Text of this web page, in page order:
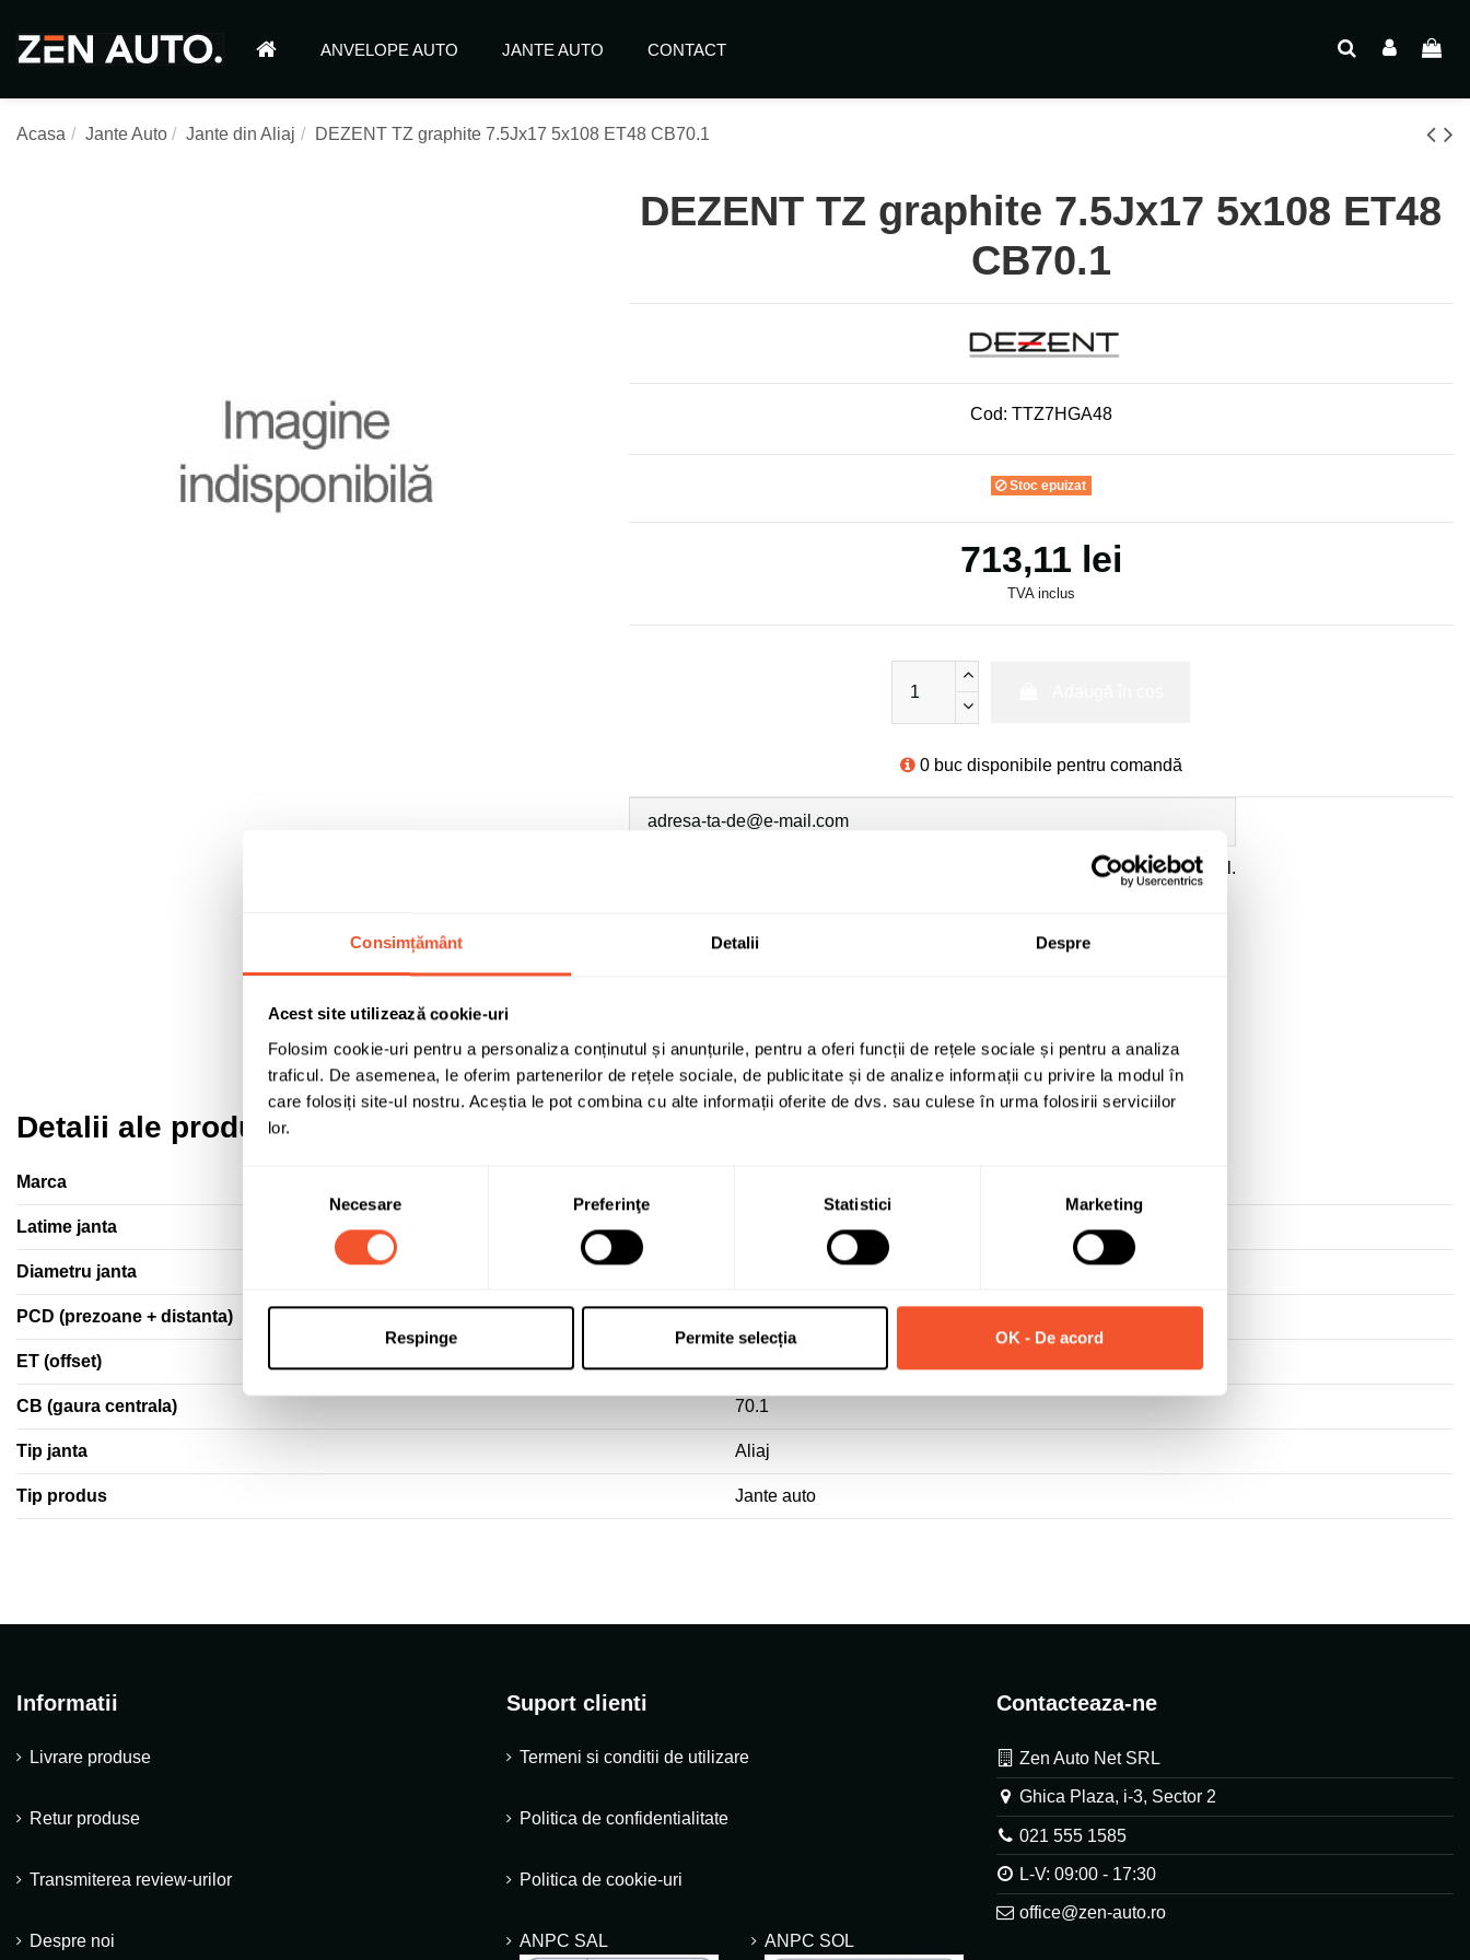
Consimțământ Detalii Despre
Acest site utilizează cookie-uri
Folosim cookie-uri pentru a personaliza conținutul și anunțurile, pentru a oferi funcții de rețele sociale și pentru a analiza
traficul. De asemenea, le oferim partenerilor de rețele sociale, de publicitate și de analize informații cu privire la modul în
care folosiți site-ul nostru. Aceștia le pot combina cu alte informații oferite de dvs. sau culese în urma folosirii serviciilor
lor.
consimțământului
Necesare Preferinţe Statistici Marketing
Respinge Permite selecția OK - De acord
ANVELOPE AUTO JANTE AUTO CONTACT
Acasa Jante Auto Jante din Aliaj DEZENT TZ graphite 7.5Jx17 5x108 ET48 CB70.1
DEZENT TZ graphite 7.5Jx17 5x108 ET48
CB70.1
Cod: TTZ7HGA48
Stoc epuizat
713,11 lei
TVA inclus
0 buc disponibile pentru comandă
a datelor cu caracter personal.
Detalii ale produsului
Marca
Latime janta
Diametru janta
PCD (prezoane + distanta)
ET (offset)
CB (gaura centrala) 70.1
Tip janta Aliaj
Tip produs Jante auto
Informatii
Livrare produse
Retur produse
Transmiterea review-urilor
Despre noi
Suport clienti
Termeni si conditii de utilizare
Politica de confidentialitate
Politica de cookie-uri
ANPC SAL ANPC SOL
Contacteaza-ne
Zen Auto Net SRL
Ghica Plaza, i-3, Sector 2
021 555 1585
L-V: 09:00 - 17:30
office@zen-auto.ro